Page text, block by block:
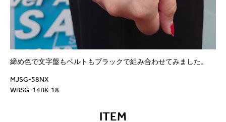
締め色で文字盤もベルトもブラックで組み合わせてみました。
MJSG-58NX
WBSG-14BK-18
ITEM